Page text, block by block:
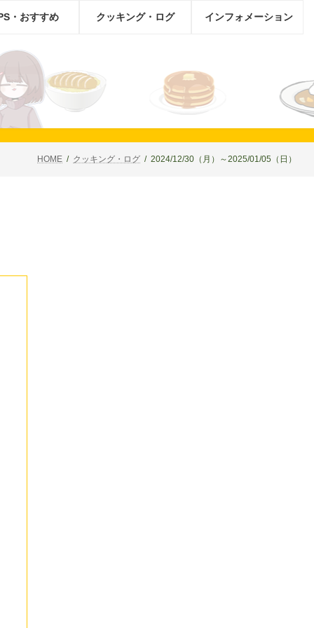
・おすすめ クッキング・ログ インフォメーション
HOME クッキング・ログ 2024/12/30（月）～2025/01/05（日）